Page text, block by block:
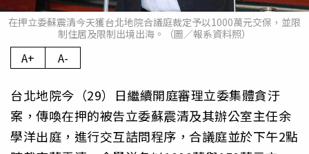
在押立委蘇震清今天獲台北地院合議庭裁定予以1000萬元交保，並限
制住居及限制出境出海。（圖／報系資料照）
A+ A-
台北地院今（29）日繼續開庭審理立委集體貪汙
案，傳喚在押的被告立委蘇震清及其辦公室主任余
學洋出庭，進行交互詰問程序，合議庭並於下午2點